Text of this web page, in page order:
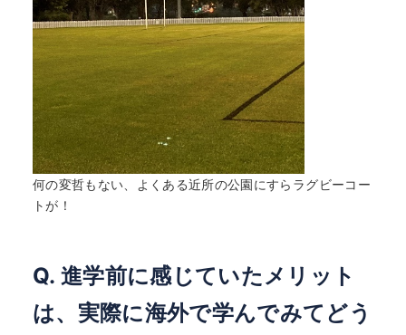
何の変哲もない、よくある近所の公園にすらラグビーコー
トが！
Q. 進学前に感じていたメリット
は、実際に海外で学んでみてどう